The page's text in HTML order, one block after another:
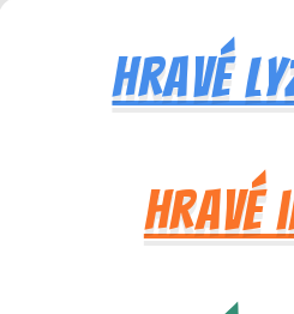
Hravé
Hravé